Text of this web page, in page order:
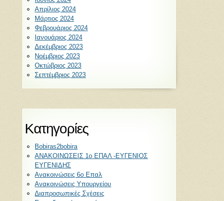
Απρίλιος 2024
Μάρτιος 2024
Φεβρουάριος 2024
Ιανουάριος 2024
Δεκέμβριος 2023
Νοέμβριος 2023
Οκτώβριος 2023
Σεπτέμβριος 2023
Kατηγορίες
Bobiras2bobira
ΑΝΑΚΟΙΝΩΣΕΙΣ 1ο ΕΠΑΛ -ΕΥΓΕΝΙΟΣ
ΕΥΓΕΝΙΔΗΣ
Ανακοινώσεις 6ο Επαλ
Ανακοινώσεις Υπουργείου
Διαπροσωπικές Σχέσεις